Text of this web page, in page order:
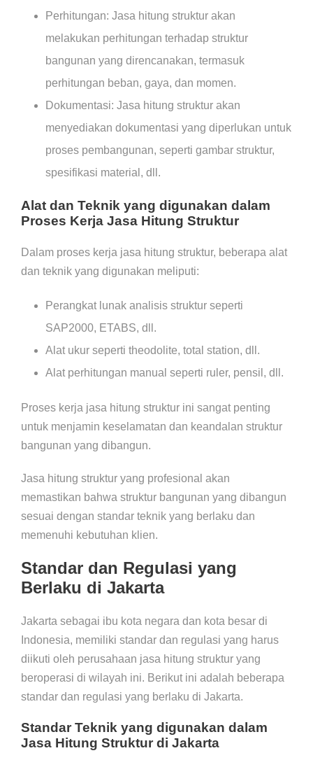
Perhitungan: Jasa hitung struktur akan
melakukan perhitungan terhadap struktur
bangunan yang direncanakan, termasuk
perhitungan beban, gaya, dan momen.
Dokumentasi: Jasa hitung struktur akan
menyediakan dokumentasi yang diperlukan untuk
proses pembangunan, seperti gambar struktur,
spesifikasi material, dll.
Alat dan Teknik yang digunakan dalam
Proses Kerja Jasa Hitung Struktur
Dalam proses kerja jasa hitung struktur, beberapa alat
dan teknik yang digunakan meliputi:
Perangkat lunak analisis struktur seperti
SAP2000, ETABS, dll.
Alat ukur seperti theodolite, total station, dll.
Alat perhitungan manual seperti ruler, pensil, dll.
Proses kerja jasa hitung struktur ini sangat penting
untuk menjamin keselamatan dan keandalan struktur
bangunan yang dibangun.
Jasa hitung struktur yang profesional akan
memastikan bahwa struktur bangunan yang dibangun
sesuai dengan standar teknik yang berlaku dan
memenuhi kebutuhan klien.
Standar dan Regulasi yang
Berlaku di Jakarta
Jakarta sebagai ibu kota negara dan kota besar di
Indonesia, memiliki standar dan regulasi yang harus
diikuti oleh perusahaan jasa hitung struktur yang
beroperasi di wilayah ini. Berikut ini adalah beberapa
standar dan regulasi yang berlaku di Jakarta.
Standar Teknik yang digunakan dalam
Jasa Hitung Struktur di Jakarta